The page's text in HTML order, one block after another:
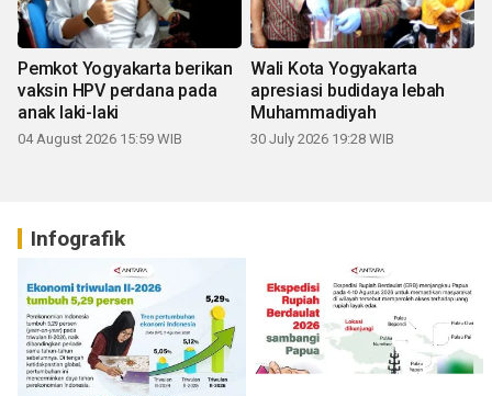
Pemkot Yogyakarta berikan
vaksin HPV perdana pada
anak laki-laki
04 August 2026 15:59 WIB
Wali Kota Yogyakarta
apresiasi budidaya lebah
Muhammadiyah
30 July 2026 19:28 WIB
Infografik